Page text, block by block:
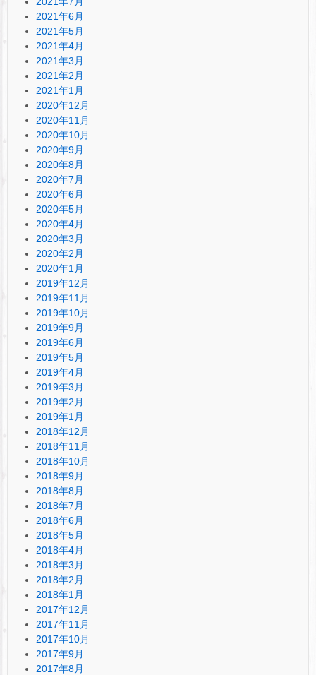
2021年6月
2021年5月
2021年4月
2021年3月
2021年2月
2021年1月
2020年12月
2020年11月
2020年10月
2020年9月
2020年8月
2020年7月
2020年6月
2020年5月
2020年4月
2020年3月
2020年2月
2020年1月
2019年12月
2019年11月
2019年10月
2019年9月
2019年6月
2019年5月
2019年4月
2019年3月
2019年2月
2019年1月
2018年12月
2018年11月
2018年10月
2018年9月
2018年8月
2018年7月
2018年6月
2018年5月
2018年4月
2018年3月
2018年2月
2018年1月
2017年12月
2017年11月
2017年10月
2017年9月
2017年8月